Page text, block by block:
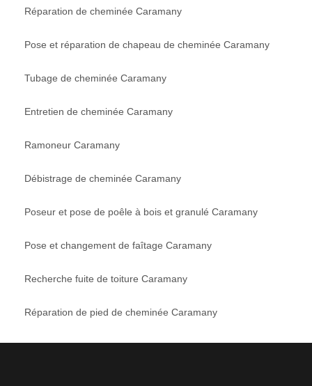
Réparation de cheminée Caramany
Pose et réparation de chapeau de cheminée Caramany
Tubage de cheminée Caramany
Entretien de cheminée Caramany
Ramoneur Caramany
Débistrage de cheminée Caramany
Poseur et pose de poêle à bois et granulé Caramany
Pose et changement de faîtage Caramany
Recherche fuite de toiture Caramany
Réparation de pied de cheminée Caramany